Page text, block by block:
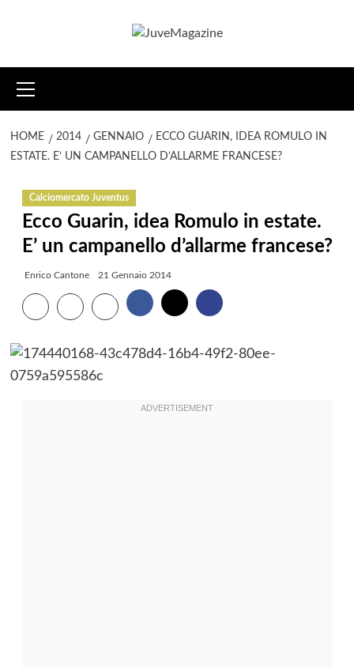
principale
HOME 2014 GENNAIO
ECCO GUARIN, IDEA ROMULO IN
ESTATE. E’ UN CAMPANELLO D’ALLARME FRANCESE?
Calciomercato Juventus
Ecco Guarin, idea Romulo in estate.
E’ un campanello d’allarme francese?
Enrico Cantone 21 Gennaio 2014